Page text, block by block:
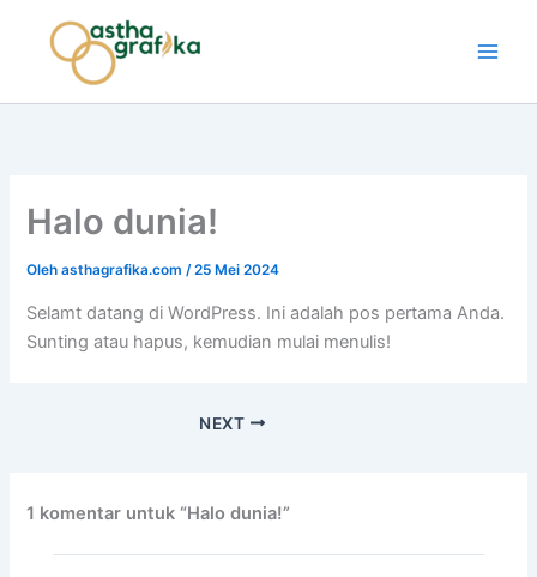
Halo dunia!
Olehasthagrafika.com/25 Mei 2024
Selamt datang di WordPress. Ini adalah pos pertama Anda.
Sunting atau hapus, kemudian mulai menulis!
NEXT
1 komentar untuk “Halo dunia!”